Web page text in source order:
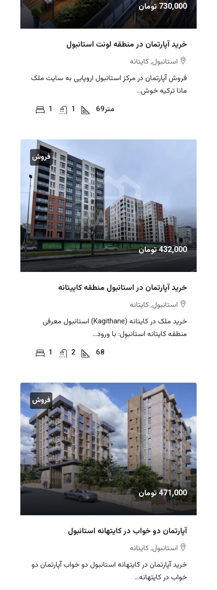
730,000 تومان
خرید آپارتمان در منطقه لونت استانبول
استانبول, کایتانه
فروش آپارتمان در مرکز استانبول اروپایی به سایت ملک
مانا ترکیه خوش...
1
1 69متر
فروش
432,000 تومان
خرید آپارتمان در استانبول منطقه کاییتانه
استانبول, کایتانه
خرید ملک در کایتانه (Kagithane) استانبول معرفی
منطقه کایتانه استانبول: با ورود...
1
2 68
فروش
471,000 تومان
آپارتمان دو خواب در کایتهانه استانبول
استانبول, کایتانه
خرید آپارتمان در کایتهانه استانبول دو خواب آپارتمان دو
خواب در کایتهانه...